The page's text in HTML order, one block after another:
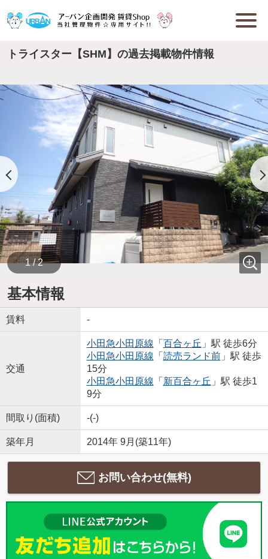
トライスター【SHM】の過去掲載物件情報
1 / 2
基本情報
賃料 -
交通
小田急小田原線 「 百合ヶ丘 」駅 徒歩6分
小田急小田原線 「 読売ランド前」駅 徒歩
15分
小田急小田原線 「 新百合ヶ丘 」駅 徒歩1
9分
間取り(面積) -(-)
築年月 2014年 9月(築11年)
お問い合わせ(無料)